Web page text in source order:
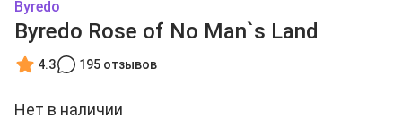
Byredo
Byredo Rose of No Man`s Land
4.3 195 отзывов
Нет в наличии